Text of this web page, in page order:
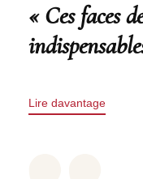
« Ces faces
Lire davantage